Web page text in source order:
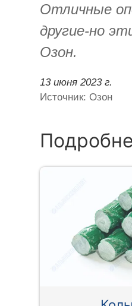
Отличные
другие-но
Озон.
13 июня 2023 г.
Источник: Озон